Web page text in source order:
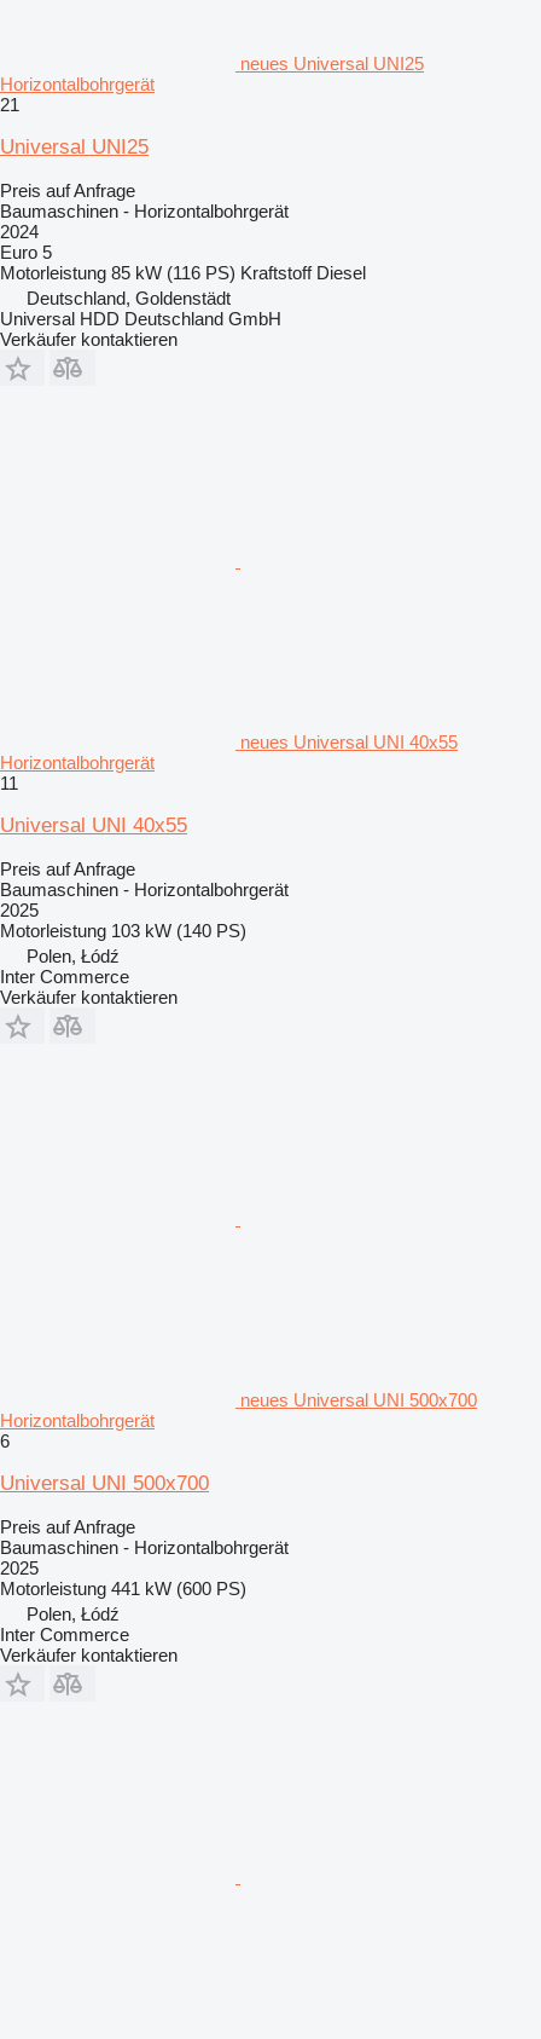
neues Universal UNI25
Horizontalbohrgerät
21
Universal UNI25
Preis auf Anfrage
Baumaschinen - Horizontalbohrgerät
2024
Euro 5
Motorleistung 85 kW (116 PS) Kraftstoff Diesel
Deutschland, Goldenstädt
Universal HDD Deutschland GmbH
Verkäufer kontaktieren
neues Universal UNI 40x55
Horizontalbohrgerät
11
Universal UNI 40x55
Preis auf Anfrage
Baumaschinen - Horizontalbohrgerät
2025
Motorleistung 103 kW (140 PS)
Polen, Łódź
Inter Commerce
Verkäufer kontaktieren
neues Universal UNI 500x700
Horizontalbohrgerät
6
Universal UNI 500x700
Preis auf Anfrage
Baumaschinen - Horizontalbohrgerät
2025
Motorleistung 441 kW (600 PS)
Polen, Łódź
Inter Commerce
Verkäufer kontaktieren